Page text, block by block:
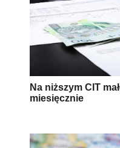
Na niższym CIT
miesięcznie